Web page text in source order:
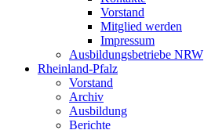
Vorstand
Mitglied werden
Impressum
Ausbildungsbetriebe NRW
Rheinland-Pfalz
Vorstand
Archiv
Ausbildung
Berichte